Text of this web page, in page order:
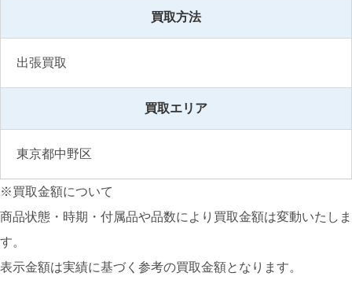
買取方法
出張買取
買取エリア
東京都中野区
※買取金額について
商品状態・時期・付属品や品数により買取金額は変動いたしま
す。
表示金額は実績に基づく参考の買取金額となります。